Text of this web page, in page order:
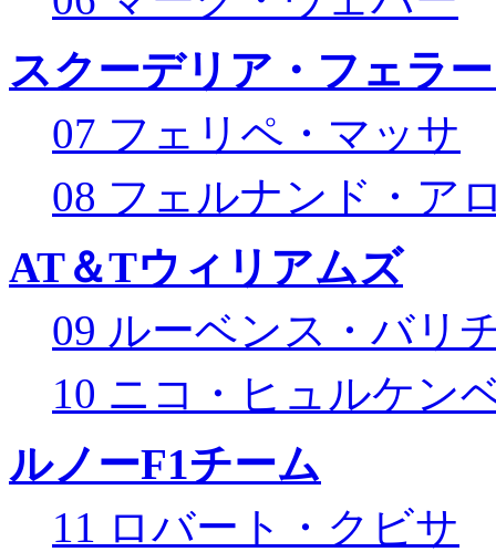
スクーデリア・フェラ
07 フェリペ・マッサ
08 フェルナンド・ア
AT＆Tウィリアムズ
09 ルーベンス・バリ
10 ニコ・ヒュルケン
ルノーF1チーム
11 ロバート・クビサ